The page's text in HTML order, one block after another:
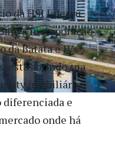
da HSI liderou
a incorporação
da Batata e JVs
está abrindo sua
imobiliário,
diferenciada e
onde há